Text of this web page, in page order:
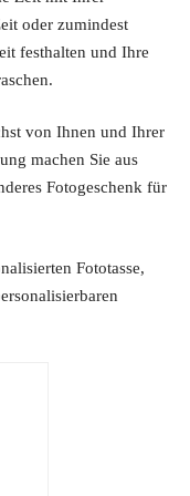
oder zumindest
festhalten und Ihre
von Ihnen und Ihrer
machen Sie aus
Fotogeschenk für
Fototasse,